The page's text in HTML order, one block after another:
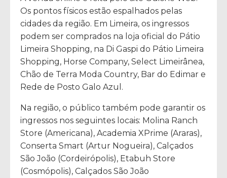
Os pontos físicos estão espalhados pelas
cidades da região. Em Limeira, os ingressos
podem ser comprados na loja oficial do Pátio
Limeira Shopping, na Di Gaspi do Pátio Limeira
Shopping, Horse Company, Select Limeirânea,
Chão de Terra Moda Country, Bar do Edimar e
Rede de Posto Galo Azul.
Na região, o público também pode garantir os
ingressos nos seguintes locais: Molina Ranch
Store (Americana), Academia XPrime (Araras),
Conserta Smart (Artur Nogueira), Calçados
São João (Cordeirópolis), Etabuh Store
(Cosmópolis), Calçados São João